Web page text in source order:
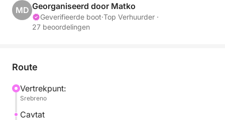
stad Dubrovnik. Uw avontuur omvat bezoeken aan
de drie belangrijkste pareltjes van de archipel: de
zandstranden van Lopud, de historische charme van
begeleid door een professionele kapitein en een
hostess die ervoor zorgen dat uw dag vlekkeloos
verloopt. Ontspan met onze luxe voorzieningen,
MD Georganiseerd door Matko
Geverifieerde boot·Top Verhuurder ·
27 beoordelingen
Route
Vertrekpunt:
Srebreno
Cavtat